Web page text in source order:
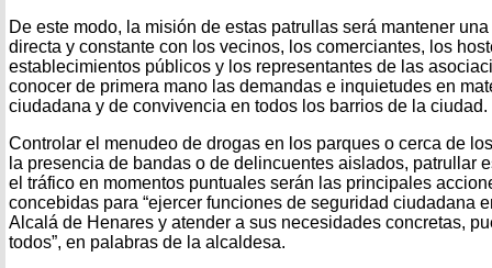
De este modo, la misión de estas patrullas será mantener
directa y constante con los vecinos, los comerciantes, los
establecimientos públicos y los representantes de las
conocer de primera mano las demandas e inquietudes en
ciudadana y de convivencia en todos los barrios de la ciudad.
Controlar el menudeo de drogas en los parques o cerca de
la presencia de bandas o de delincuentes aislados, patrullar
el tráfico en momentos puntuales serán las principales
concebidas para “ejercer funciones de seguridad ciudadana
Alcalá de Henares y atender a sus necesidades concretas,
todos”, en palabras de la alcaldesa.